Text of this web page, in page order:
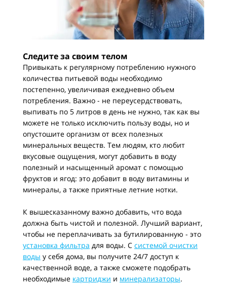
Следите за своим телом
Привыкать к регулярному потреблению нужного
количества питьевой воды необходимо
постепенно, увеличивая ежедневно объем
потребления. Важно - не переусердствовать,
выпивать по 5 литров в день не нужно, так как вы
можете не только исключить пользу воды, но и
опустошите организм от всех полезных
минеральных веществ. Тем людям, кто любит
вкусовые ощущения, могут добавить в воду
полезный и насыщенный аромат с помощью
фруктов и ягод: это добавит в воду витамины и
минералы, а также приятные летние нотки.
К вышесказанному важно добавить, что вода
должна быть чистой и полезной. Лучший вариант,
чтобы не переплачивать за бутилированную - это
установка фильтра для воды. С системой очистки
воды у себя дома, вы получите 24/7 доступ к
качественной воде, а также сможете подобрать
необходимые картриджи и минерализаторы.